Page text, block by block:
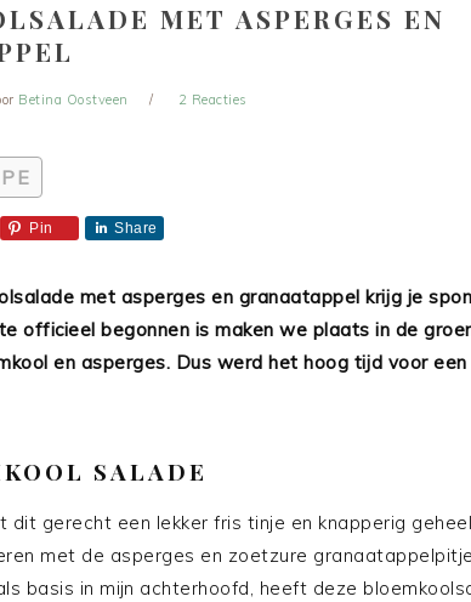
MET ASPERGES EN
Betina Oostveen 2 Reacties
Pin Share
met asperges en granaatappel krijg je
officieel begonnen is maken we plaats in de
en asperges. Dus werd het hoog tijd voor
SALADE
dit gerecht een lekker fris tinje en knapperig
met de asperges en zoetzure
basis in mijn achterhoofd, heeft deze